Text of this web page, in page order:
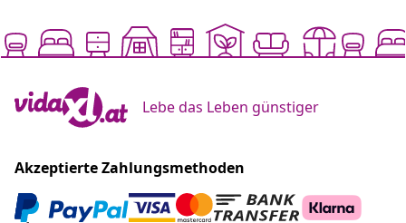
Lebe das Leben günstiger
Akzeptierte Zahlungsmethoden